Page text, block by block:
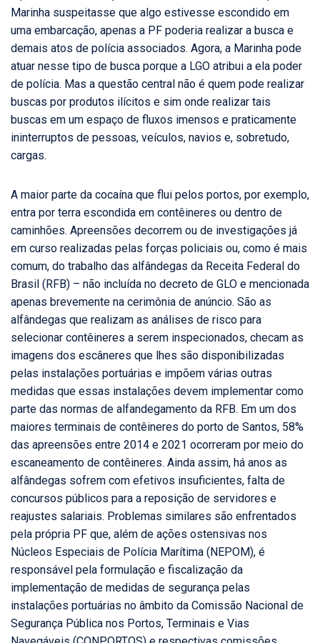
Marinha suspeitasse que algo estivesse escondido em
uma embarcação, apenas a PF poderia realizar a busca e
demais atos de polícia associados. Agora, a Marinha pode
atuar nesse tipo de busca porque a LGO atribui a ela poder
de polícia. Mas a questão central não é quem pode realizar
buscas por produtos ilícitos e sim onde realizar tais
buscas em um espaço de fluxos imensos e praticamente
ininterruptos de pessoas, veículos, navios e, sobretudo,
cargas.
A maior parte da cocaína que flui pelos portos, por exemplo,
entra por terra escondida em contêineres ou dentro de
caminhões. Apreensões decorrem ou de investigações já
em curso realizadas pelas forças policiais ou, como é mais
comum, do trabalho das alfândegas da Receita Federal do
Brasil (RFB) – não incluída no decreto de GLO e mencionada
apenas brevemente na cerimônia de anúncio. São as
alfândegas que realizam as análises de risco para
selecionar contêineres a serem inspecionados, checam as
imagens dos escâneres que lhes são disponibilizadas
pelas instalações portuárias e impõem várias outras
medidas que essas instalações devem implementar como
parte das normas de alfandegamento da RFB. Em um dos
maiores terminais de contêineres do porto de Santos, 58%
das apreensões entre 2014 e 2021 ocorreram por meio do
escaneamento de contêineres. Ainda assim, há anos as
alfândegas sofrem com efetivos insuficientes, falta de
concursos públicos para a reposição de servidores e
reajustes salariais. Problemas similares são enfrentados
pela própria PF que, além de ações ostensivas nos
Núcleos Especiais de Polícia Marítima (NEPOM), é
responsável pela formulação e fiscalização da
implementação de medidas de segurança pelas
instalações portuárias no âmbito da Comissão Nacional de
Segurança Pública nos Portos, Terminais e Vias